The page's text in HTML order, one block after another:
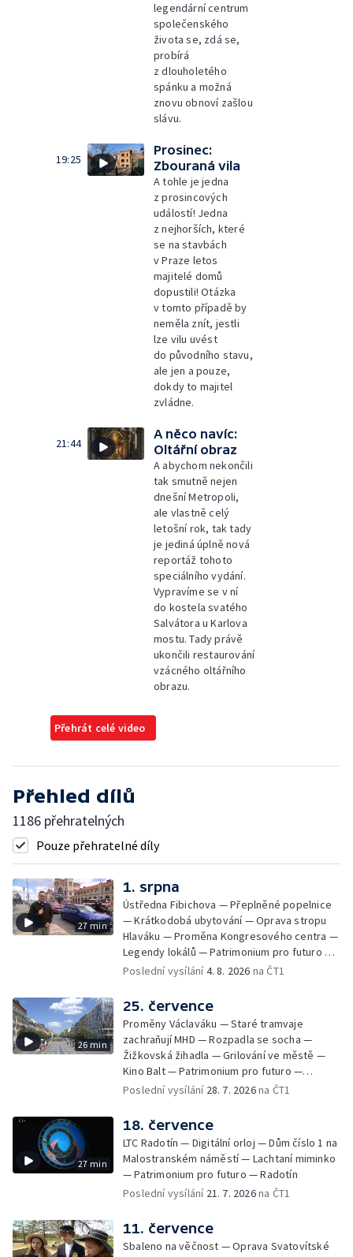
legendární centrum
společenského
života se, zdá se,
probírá
z dlouholetého
spánku a možná
znovu obnoví zašlou
slávu.
19:25
Prosinec:
Zbouraná vila
A tohle je jedna
z prosincových
událostí! Jedna
z nejhorších, které
se na stavbách
v Praze letos
majitelé domů
dopustili! Otázka
v tomto případě by
neměla znít, jestli
lze vilu uvést
do původního stavu,
ale jen a pouze,
dokdy to majitel
zvládne.
21:44
A něco navíc:
Oltářní obraz
A abychom nekončili
tak smutně nejen
dnešní Metropoli,
ale vlastně celý
letošní rok, tak tady
je jediná úplně nová
reportáž tohoto
speciálního vydání.
Vypravíme se v ní
do kostela svatého
Salvátora u Karlova
mostu. Tady právě
ukončili restaurování
vzácného oltářního
obrazu.
Přehrát celé video
Přehled dílů
1186 přehratelných
Pouze přehratelné díly
27 min
1. srpna
Ústředna Fibichova — Přeplněné popelnice
— Krátkodobá ubytování — Oprava stropu
Hlaváku — Proměna Kongresového centra —
Legendy lokálů — Patrimonium pro futuro —
Kolovraty
Poslední vysílání4. 8. 2026 na ČT1
26 min
25. července
Proměny Václaváku — Staré tramvaje
zachraňují MHD — Rozpadla se socha —
Žižkovská žihadla — Grilování ve městě —
Kino Balt — Patrimonium pro futuro —
Třebonice
Poslední vysílání 28. 7. 2026na ČT1
27 min
18. července
LTC Radotín — Digitální orloj — Dům číslo 1 na
Malostranském náměstí — Lachtaní miminko
— Patrimonium pro futuro — Radotín
Poslední vysílání 21. 7. 2026na ČT1
11. července
Sbaleno na věčnost — Oprava Svatovítské